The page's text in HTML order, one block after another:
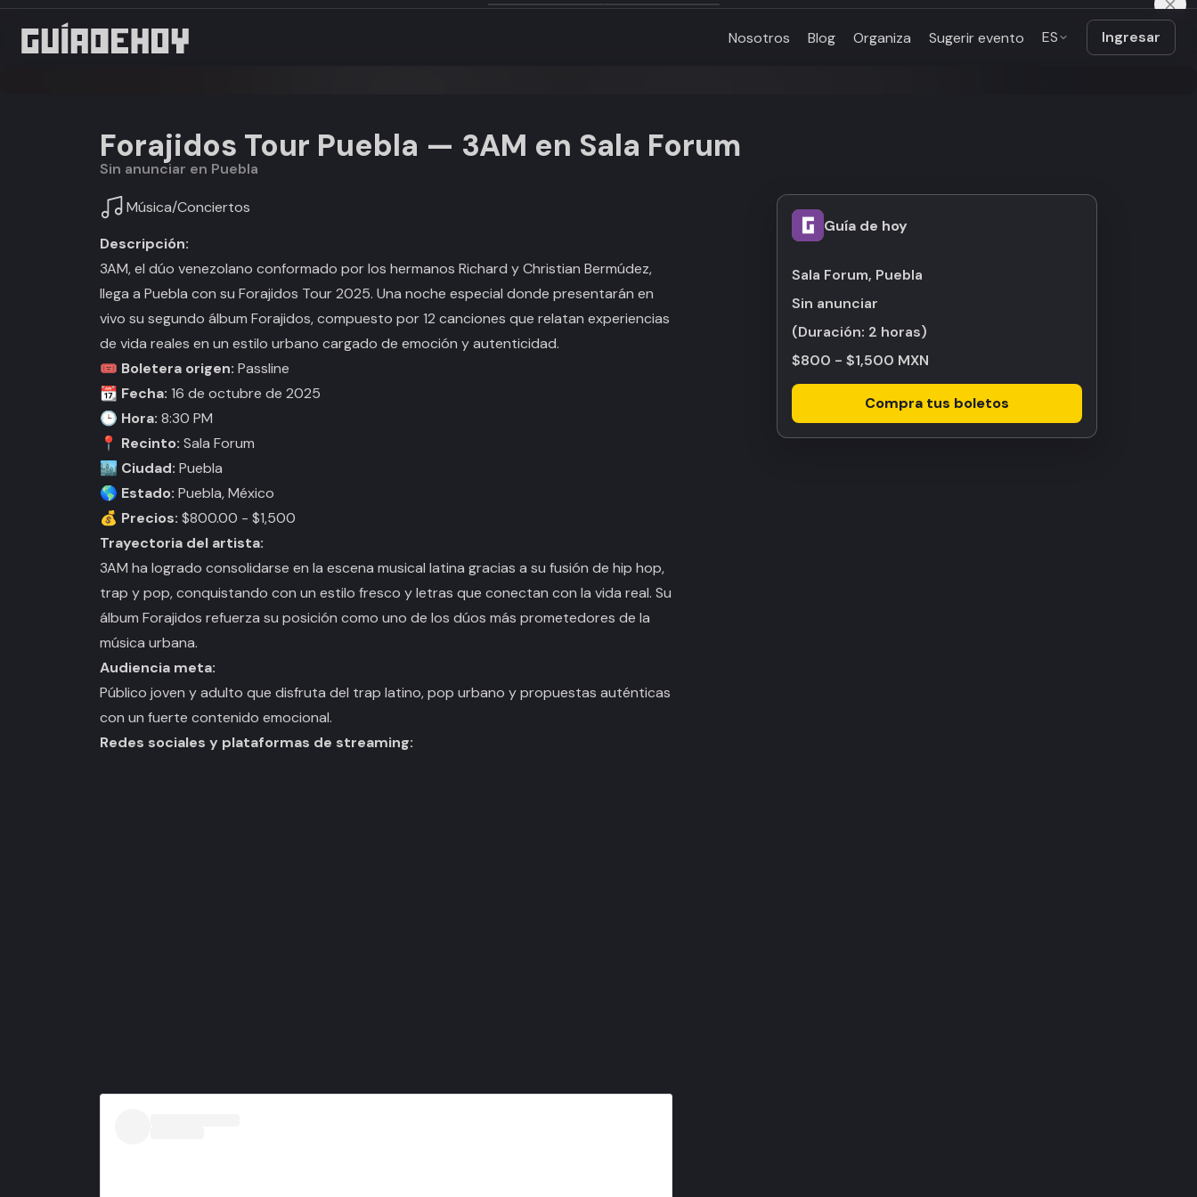
Nosotros Blog Organiza Sugerir evento ES Ingresar
Forajidos Tour Puebla — 3AM en Sala Forum
Sin anunciar en Puebla
Música/Conciertos
Descripción:
3AM, el dúo venezolano conformado por los hermanos Richard y Christian Bermúdez,
llega a Puebla con su Forajidos Tour 2025. Una noche especial donde presentarán en
vivo su segundo álbum Forajidos, compuesto por 12 canciones que relatan experiencias
de vida reales en un estilo urbano cargado de emoción y autenticidad.
🎟️ Boletera origen: Passline
📆 Fecha: 16 de octubre de 2025
🕒 Hora: 8:30 PM
📍 Recinto: Sala Forum
🏙️ Ciudad: Puebla
🌎 Estado: Puebla, México
💰 Precios: $800.00 - $1,500
Trayectoria del artista:
3AM ha logrado consolidarse en la escena musical latina gracias a su fusión de hip hop,
trap y pop, conquistando con un estilo fresco y letras que conectan con la vida real. Su
álbum Forajidos refuerza su posición como uno de los dúos más prometedores de la
música urbana.
Audiencia meta:
Público joven y adulto que disfruta del trap latino, pop urbano y propuestas auténticas
con un fuerte contenido emocional.
Redes sociales y plataformas de streaming:
Guía de hoy
Sala Forum, Puebla
Sin anunciar
(Duración: 2 horas)
$800 - $1,500 MXN
Compra tus boletos